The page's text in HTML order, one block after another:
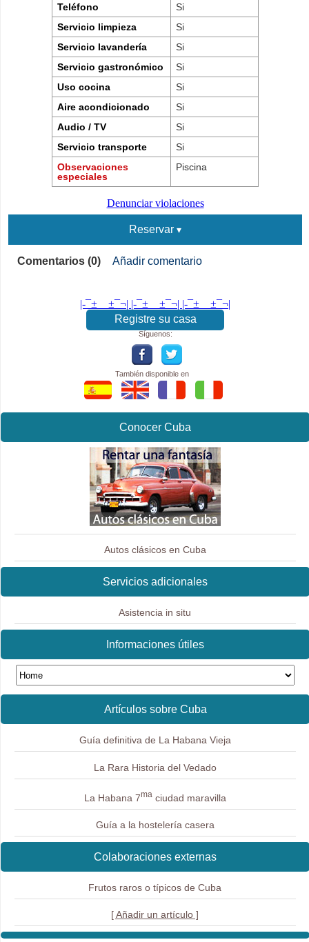
Teléfono
Si
Servicio limpieza
Si
Servicio lavandería
Si
Servicio gastronómico
Si
Uso cocina
Si
Aire acondicionado
Si
Audio / TV
Si
Servicio transporte
Si
Observaciones
especiales
Piscina
Denunciar violaciones
Reservar
Comentarios (0) Añadir comentario
|-¯±­__­±¯¬| |-¯±­__­±¯¬| |-¯±­__­±¯¬|
Registre su casa
Síguenos:
También disponible en
Conocer Cuba
Autos clásicos en Cuba
Servicios adicionales
Asistencia in situ
Informaciones útiles
Artículos sobre Cuba
Guía definitiva de La Habana Vieja
La Rara Historia del Vedado
La Habana 7maciudad maravilla
Guía a la hostelería casera
Colaboraciones externas
Frutos raros o típicos de Cuba
[ Añadir un artículo ]